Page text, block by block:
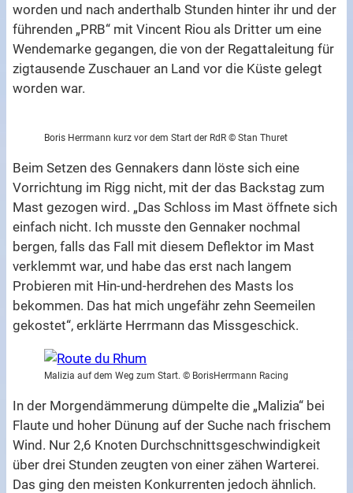
worden und nach anderthalb Stunden hinter ihr und der
führenden „PRB“ mit Vincent Riou als Dritter um eine
Wendemarke gegangen, die von der Regattaleitung für
zigtausende Zuschauer an Land vor die Küste gelegt
worden war.
Boris Herrmann kurz vor dem Start der RdR © Stan Thuret
Beim Setzen des Gennakers dann löste sich eine
Vorrichtung im Rigg nicht, mit der das Backstag zum
Mast gezogen wird. „Das Schloss im Mast öffnete sich
einfach nicht. Ich musste den Gennaker nochmal
bergen, falls das Fall mit diesem Deflektor im Mast
verklemmt war, und habe das erst nach langem
Probieren mit Hin-und-herdrehen des Masts los
bekommen. Das hat mich ungefähr zehn Seemeilen
gekostet“, erklärte Herrmann das Missgeschick.
Malizia auf dem Weg zum Start. © BorisHerrmann Racing
In der Morgendämmerung dümpelte die „Malizia“ bei
Flaute und hoher Dünung auf der Suche nach frischem
Wind. Nur 2,6 Knoten Durchschnittsgeschwindigkeit
über drei Stunden zeugten von einer zähen Warterei.
Das ging den meisten Konkurrenten jedoch ähnlich.